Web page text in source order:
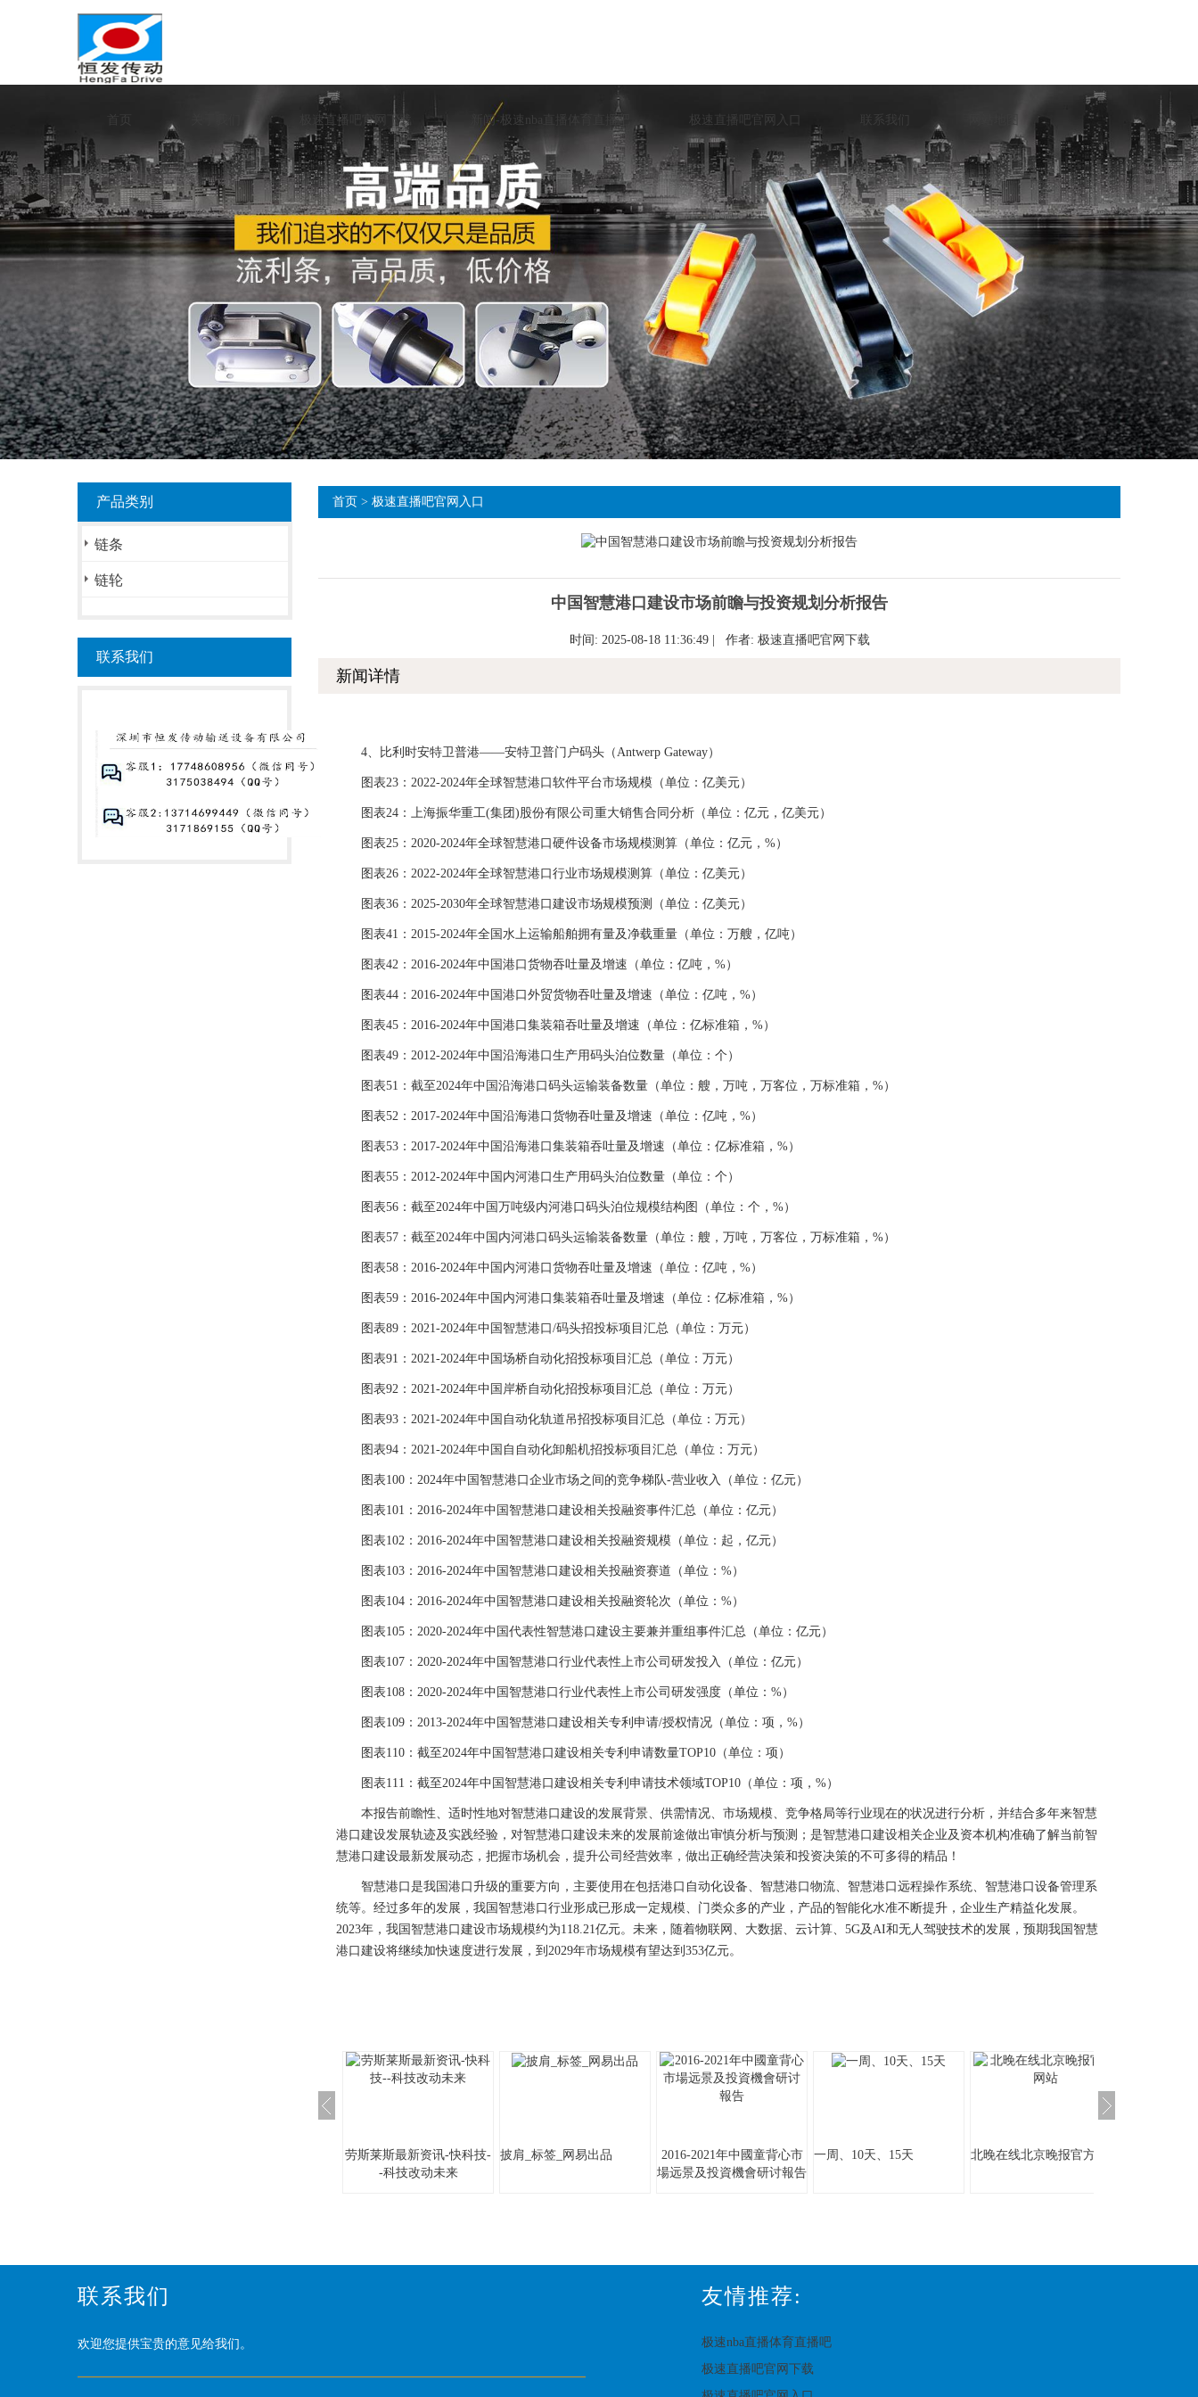
极速直播吧官网下载 新闻-极速nba直播体育直播吧 极速直播吧官网入口 网站地图
产品类别
链条
链轮
联系我们
首页 > 极速直播吧官网入口
中国智慧港口建设市场前瞻与投资规划分析报告
时间: 2025-08-18 11:36:49 | 作者: 极速直播吧官网下载
新闻详情
4、比利时安特卫普港——安特卫普门户码头（Antwerp Gateway）
图表23：2022-2024年全球智慧港口软件平台市场规模（单位：亿美元）
图表24：上海振华重工(集团)股份有限公司重大销售合同分析（单位：亿元，亿美元）
图表25：2020-2024年全球智慧港口硬件设备市场规模测算（单位：亿元，%）
图表26：2022-2024年全球智慧港口行业市场规模测算（单位：亿美元）
图表36：2025-2030年全球智慧港口建设市场规模预测（单位：亿美元）
图表41：2015-2024年全国水上运输船舶拥有量及净载重量（单位：万艘，亿吨）
图表42：2016-2024年中国港口货物吞吐量及增速（单位：亿吨，%）
图表44：2016-2024年中国港口外贸货物吞吐量及增速（单位：亿吨，%）
图表45：2016-2024年中国港口集装箱吞吐量及增速（单位：亿标准箱，%）
图表49：2012-2024年中国沿海港口生产用码头泊位数量（单位：个）
图表51：截至2024年中国沿海港口码头运输装备数量（单位：艘，万吨，万客位，万标准箱，%）
图表52：2017-2024年中国沿海港口货物吞吐量及增速（单位：亿吨，%）
图表53：2017-2024年中国沿海港口集装箱吞吐量及增速（单位：亿标准箱，%）
图表55：2012-2024年中国内河港口生产用码头泊位数量（单位：个）
图表56：截至2024年中国万吨级内河港口码头泊位规模结构图（单位：个，%）
图表57：截至2024年中国内河港口码头运输装备数量（单位：艘，万吨，万客位，万标准箱，%）
图表58：2016-2024年中国内河港口货物吞吐量及增速（单位：亿吨，%）
图表59：2016-2024年中国内河港口集装箱吞吐量及增速（单位：亿标准箱，%）
图表89：2021-2024年中国智慧港口/码头招投标项目汇总（单位：万元）
图表91：2021-2024年中国场桥自动化招投标项目汇总（单位：万元）
图表92：2021-2024年中国岸桥自动化招投标项目汇总（单位：万元）
图表93：2021-2024年中国自动化轨道吊招投标项目汇总（单位：万元）
图表94：2021-2024年中国自自动化卸船机招投标项目汇总（单位：万元）
图表100：2024年中国智慧港口企业市场之间的竞争梯队-营业收入（单位：亿元）
图表101：2016-2024年中国智慧港口建设相关投融资事件汇总（单位：亿元）
图表102：2016-2024年中国智慧港口建设相关投融资规模（单位：起，亿元）
图表103：2016-2024年中国智慧港口建设相关投融资赛道（单位：%）
图表104：2016-2024年中国智慧港口建设相关投融资轮次（单位：%）
图表105：2020-2024年中国代表性智慧港口建设主要兼并重组事件汇总（单位：亿元）
图表107：2020-2024年中国智慧港口行业代表性上市公司研发投入（单位：亿元）
图表108：2020-2024年中国智慧港口行业代表性上市公司研发强度（单位：%）
图表109：2013-2024年中国智慧港口建设相关专利申请/授权情况（单位：项，%）
图表110：截至2024年中国智慧港口建设相关专利申请数量TOP10（单位：项）
图表111：截至2024年中国智慧港口建设相关专利申请技术领域TOP10（单位：项，%）
本报告前瞻性、适时性地对智慧港口建设的发展背景、供需情况、市场规模、竞争格局等行业现在的状况进行分析，并结合多年来智慧
港口建设发展轨迹及实践经验，对智慧港口建设未来的发展前途做出审慎分析与预测；是智慧港口建设相关企业及资本机构准确了解当前智
慧港口建设最新发展动态，把握市场机会，提升公司经营效率，做出正确经营决策和投资决策的不可多得的精品！
智慧港口是我国港口升级的重要方向，主要使用在包括港口自动化设备、智慧港口物流、智慧港口远程操作系统、智慧港口设备管理系
统等。经过多年的发展，我国智慧港口行业形成已形成一定规模、门类众多的产业，产品的智能化水准不断提升，企业生产精益化发展。
2023年，我国智慧港口建设市场规模约为118.21亿元。未来，随着物联网、大数据、云计算、5G及AI和无人驾驶技术的发展，预期我国智慧
港口建设将继续加快速度进行发展，到2029年市场规模有望达到353亿元。
劳斯莱斯最新资讯-快科技-
-科技改动未来
披肩_标签_网易出品
2016-2021年中國童背心市
場远景及投資機會研讨報告
一周、10天、15天 北晚在线北京晚报官方网站
联系我们
欢迎您提供宝贵的意见给我们。
友情推荐:
极速nba直播体育直播吧
极速直播吧官网下载